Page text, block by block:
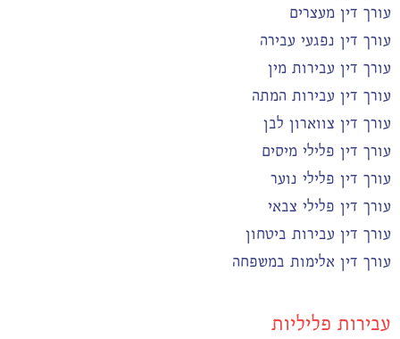
עורך דין מעצרים
עורך דין נפגעי עבירה
עורך דין עבירות מין
עורך דין עבירות המתה
עורך דין צווארון לבן
עורך דין פלילי מיסים
עורך דין פלילי נוער
עורך דין פלילי צבאי
עורך דין עבירות ביטחון
עורך דין אלימות במשפחה
עבירות פליליות